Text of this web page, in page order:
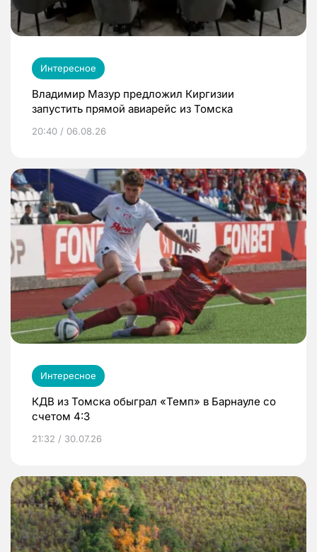
Интересное
Владимир Мазур предложил Киргизии
запустить прямой авиарейс из Томска
20:40 / 06.08.26
Интересное
КДВ из Томска обыграл «Темп» в Барнауле со
счетом 4:3
21:32 / 30.07.26